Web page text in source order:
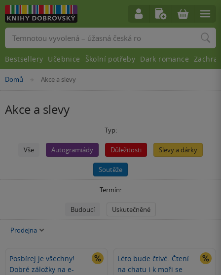
Nacházíte
Domů »Akce a slevy
Akce a slevy
Typ:
Vše Autogramiády Důležitosti Slevy a dárky
Soutěže
Termín:
Budoucí Uskutečněné
Prodejna
Posbírej je všechny!
Dobré záložky na e-
Léto bude čtivé. Čtení
na chatu i k moři se
Vyhledávání
Bestsellery Učebnice Školní potřeby Dark romance